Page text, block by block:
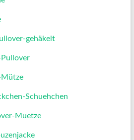
gehäkelt
Schuehchen
Muetze